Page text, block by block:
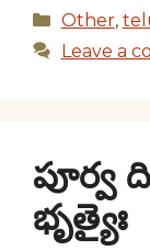
Categories
Other,
Leave a
పూర్వ
భృత్యైః